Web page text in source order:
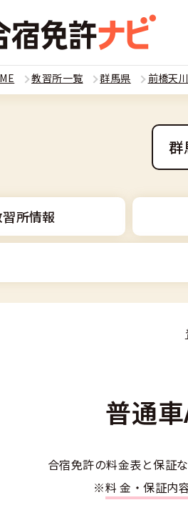
教習所
運転
普通車
大型車
けん引
合宿
教習所検索
運転免許の種
こだわり、テ
360度パノラ
教育訓練給付
合宿
安心・お得・
合宿免許一日
運転免許別モ
保護者の方へ
合宿免許で最
免許取消・失
冬・雪国の合
みんなが選ん
大型免許体験記
会社情報・代
会社沿革・歴史
個人情報の取
お気に入りの
教習所一覧 群馬県 前橋天
群
所情報
普通
合宿免許の料金表と保証
※
料金・保証